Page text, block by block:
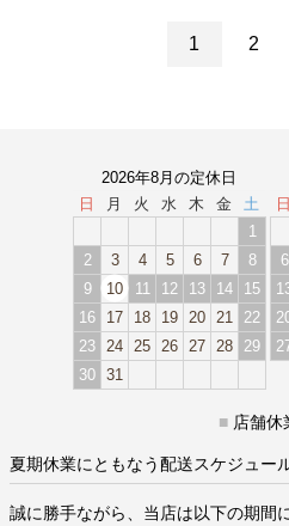
1 2
2026年8月の定休日
日
月 火 水 木 金
土
1
2
3 4 5 6 7
8
9
10 11 12 13 14
15
16
17 18 19 20 21
22
23
24 25 26 27 28
29
30 31
日
6
■ 店舗休
夏期休業にともなう配送スケジュー
誠に勝手ながら、当店は以下の期間